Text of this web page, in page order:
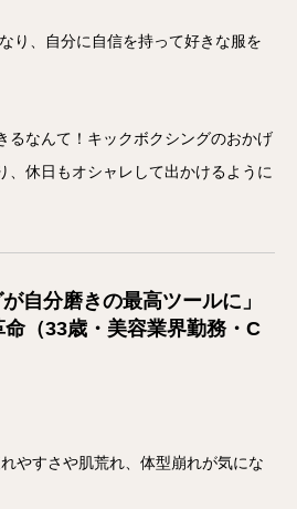
り、自分に自信を持って好きな服を
るなんて！キックボクシングのおかげ
、休日もオシャレして出かけるように
自分磨きの最高ツールに」
（33歳・美容業界勤務・C
やすさや肌荒れ、体型崩れが気にな